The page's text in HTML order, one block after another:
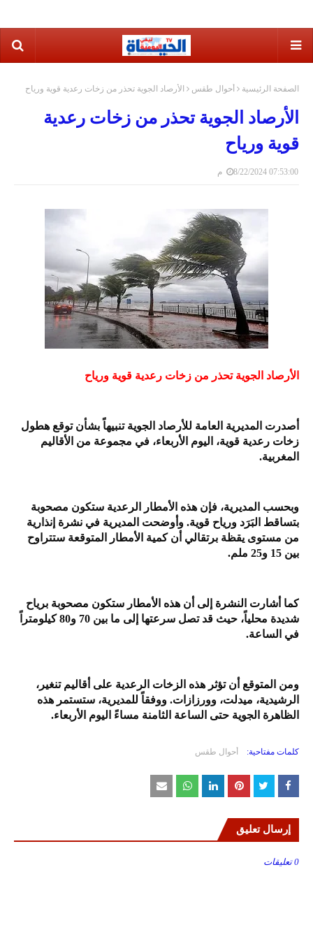
الصفحة الرئيسية أحوال طقس الأرصاد الجوية تحذر من زخات رعدية قوية ورياح
الأرصاد الجوية تحذر من زخات رعدية
قوية ورياح
8/22/2024 07:53:00 م
الأرصاد الجوية تحذر من زخات رعدية قوية ورياح
أصدرت المديرية العامة للأرصاد الجوية تنبيهاً بشأن توقع هطول
زخات رعدية قوية، اليوم الأربعاء، في مجموعة من الأقاليم
المغربية.
وبحسب المديرية، فإن هذه الأمطار الرعدية ستكون مصحوبة
بتساقط البَرَد ورياح قوية. وأوضحت المديرية في نشرة إنذارية
من مستوى يقظة برتقالي أن كمية الأمطار المتوقعة ستتراوح
بين 15 و25 ملم.
كما أشارت النشرة إلى أن هذه الأمطار ستكون مصحوبة برياح
شديدة محلياً، حيث قد تصل سرعتها إلى ما بين 70 و80 كيلومتراً
في الساعة.
ومن المتوقع أن تؤثر هذه الزخات الرعدية على أقاليم تنغير،
الرشيدية، ميدلت، وورزازات. ووفقاً للمديرية، ستستمر هذه
الظاهرة الجوية حتى الساعة الثامنة مساءً اليوم الأربعاء.
كلمات مفتاحية: أحوال طقس
إرسال تعليق
0 تعليقات